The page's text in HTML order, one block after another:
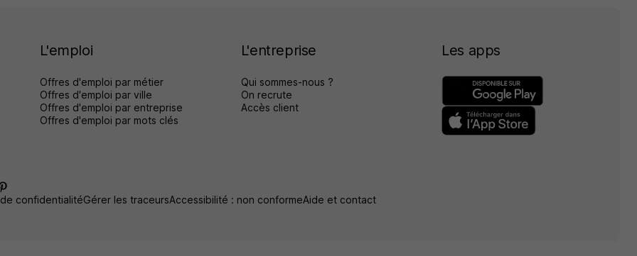
L'emploi
Offres d'emploi par métier
Offres d'emploi par ville
Offres d'emploi par entreprise
Offres d'emploi par mots clés
L'entreprise
Qui sommes-nous ?
On recrute
Accès client
Les apps
confidentialitéGérer les traceursAccessibilité : non conformeAide et contact